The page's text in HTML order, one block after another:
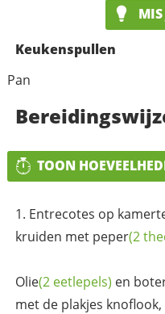
MIS
Keukenspullen
Pan
TOON
Entrecotes op
kruiden met peper(2
Olie(2 eetlepels) en
met de plakjes